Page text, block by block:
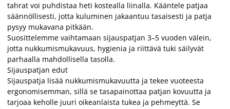
tahrat voi puhdistaa heti kostealla liinalla. Kääntele patjaa
säännöllisesti, jotta kuluminen jakaantuu tasaisesti ja patja
pysyy mukavana pitkään.
Suosittelemme vaihtamaan sijauspatjan 3–5 vuoden välein,
jotta nukkumismukavuus, hygienia ja riittävä tuki säilyvät
parhaalla mahdollisella tasolla.
Sijauspatjan edut
Sijauspatja lisää nukkumismukavuutta ja tekee vuoteesta
ergonomisemman, sillä se tasapainottaa patjan kovuutta ja
tarjoaa keholle juuri oikeanlaista tukea ja pehmeyttä. Se